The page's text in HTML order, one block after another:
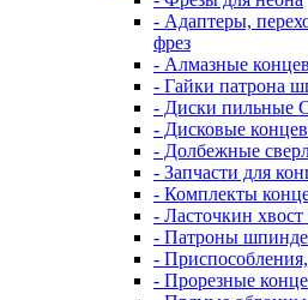
- Адаптеры,
фрез
- Алмазные
- Гайки патрона
- Диски пильные
- Дисковые
- Долбежные
- Запчасти для
- Комплекты
- Ласточкин
- Патроны
-
- Прорезные